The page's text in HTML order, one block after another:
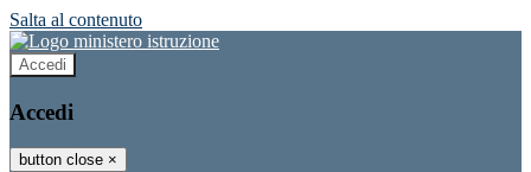
Salta al contenuto
Accedi
Accedi
button close ×